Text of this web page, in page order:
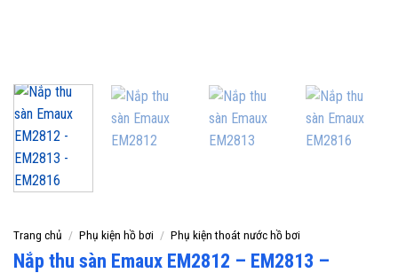
Trang chủ / Phụ kiện hồ bơi / Phụ kiện thoát nước hồ bơi
Nắp thu sàn Emaux EM2812 – EM2813 –